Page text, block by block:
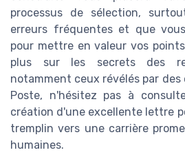
processus de sélection,
erreurs fréquentes et que
pour mettre en valeur vos
plus sur les secrets des
notamment ceux révélés par des
Poste, n'hésitez pas à
création d'une excellente lettre
tremplin vers une carrière
humaines.